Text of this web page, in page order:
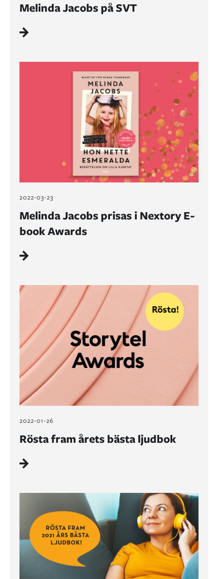
Melinda Jacobs på SVT
2022-03-23
Melinda Jacobs prisas i Nextory E-
book Awards
2022-01-26
Rösta fram årets bästa ljudbok